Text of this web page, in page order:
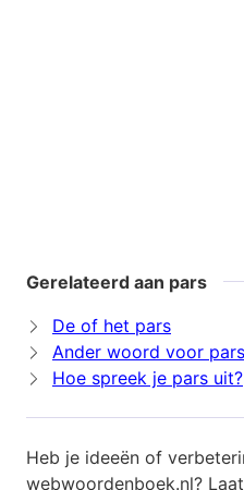
Gerelateerd aan pars
De of het pars
Ander woord voor pars
Hoe spreek je pars uit?
Heb je ideeën of
webwoordenboek.nl?